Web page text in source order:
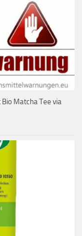
Matcha Tee via